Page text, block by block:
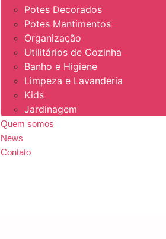
Potes Decorados
Potes Mantimentos
Organização
Utilitários de Cozinha
Banho e Higiene
Limpeza e Lavanderia
Kids
Jardinagem
Quem somos
News
Contato